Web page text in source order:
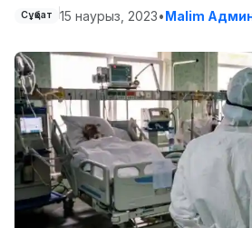
Сұқбат 15 наурыз, 2023•Malim